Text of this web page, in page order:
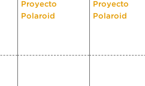
Proyecto
Polaroid
Proyecto
Polaroid